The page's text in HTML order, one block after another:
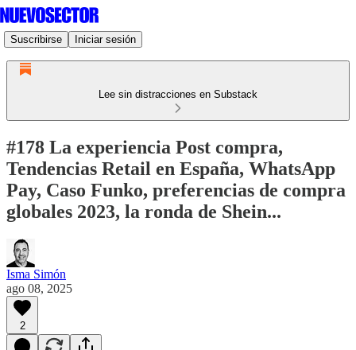
Suscribirse Iniciar sesión
Lee sin distracciones en Substack
#178 La experiencia Post compra,
Tendencias Retail en España, WhatsApp
Pay, Caso Funko, preferencias de compra
globales 2023, la ronda de Shein...
Isma Simón
ago 08, 2025
2